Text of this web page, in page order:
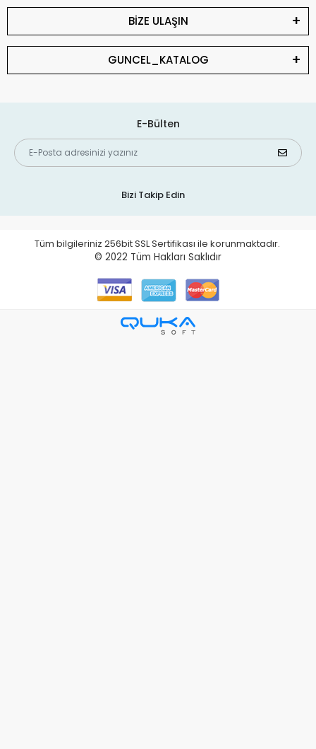
BİZE ULAŞIN
GUNCEL_KATALOG
E-Bülten
Bizi Takip Edin
Tüm bilgileriniz 256bit SSL Sertifikası ile korunmaktadır.
© 2022 Tüm Hakları Saklıdır